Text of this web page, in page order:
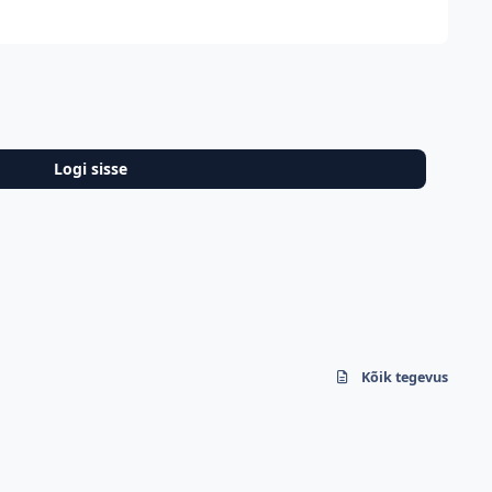
Logi sisse
Kõik tegevus